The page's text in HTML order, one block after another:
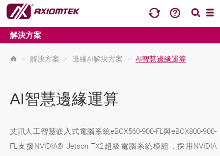
解決方案
> 解決方案 > 邊緣AI解決方案 > AI智慧邊緣運算
AI智慧邊緣運算
艾訊人工智慧嵌入式電腦系統eBOX560-900-FL與eBOX800-900-
FL支援NVIDIA® Jetson TX2超級電腦系統模組，採用NVIDIA